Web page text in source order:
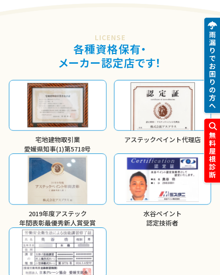
LICENSE
各種資格保有・
メーカー認定店です！
宅地建物取引業
愛媛県知事(1)第5718号
アステックペイント代理店
2019年度アステック
年間表彰最優秀新人賞受賞
水谷ペイント
認定技術者